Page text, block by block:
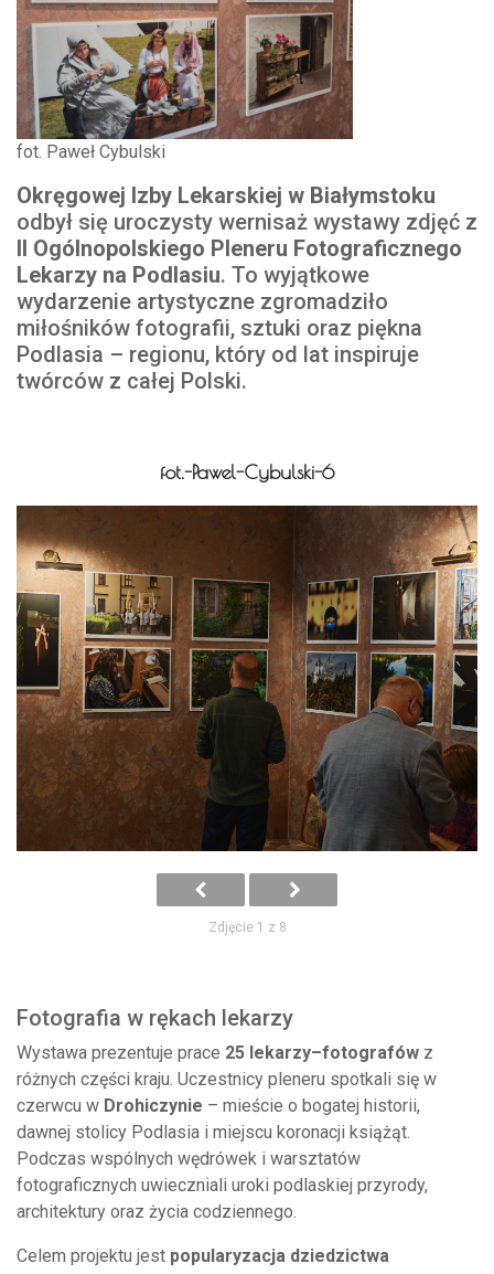
fot. Paweł Cybulski
Okręgowej Izby Lekarskiej w Białymstoku
odbył się uroczysty wernisaż wystawy zdjęć z
II Ogólnopolskiego Pleneru Fotograficznego
Lekarzy na Podlasiu. To wyjątkowe
wydarzenie artystyczne zgromadziło
miłośników fotografii, sztuki oraz piękna
Podlasia – regionu, który od lat inspiruje
twórców z całej Polski.
fot.-Pawel-Cybulski-6
Zdjęcie 1 z 8
Fotografia w rękach lekarzy
Wystawa prezentuje prace 25 lekarzy–fotografów z
różnych części kraju. Uczestnicy pleneru spotkali się w
czerwcu w Drohiczynie – mieście o bogatej historii,
dawnej stolicy Podlasia i miejscu koronacji książąt.
Podczas wspólnych wędrówek i warsztatów
fotograficznych uwieczniali uroki podlaskiej przyrody,
architektury oraz życia codziennego.
Celem projektu jest popularyzacja dziedzictwa